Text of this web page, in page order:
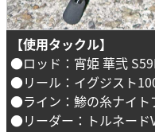
【使用タックル】
●ロッド：宵姫 華弐
●リール：イグジスト
●ライン：鯵の糸ナイト
●リーダー：トルネード